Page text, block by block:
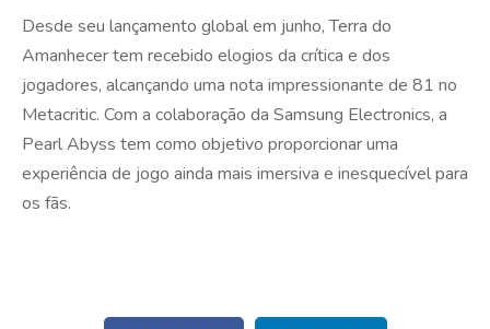
Desde seu lançamento global em junho, Terra do
Amanhecer tem recebido elogios da crítica e dos
jogadores, alcançando uma nota impressionante de 81 no
Metacritic. Com a colaboração da Samsung Electronics, a
Pearl Abyss tem como objetivo proporcionar uma
experiência de jogo ainda mais imersiva e inesquecível para
os fãs.